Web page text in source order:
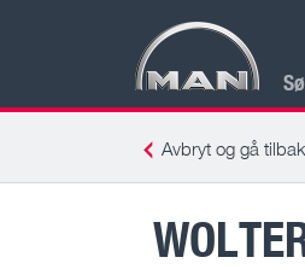
Avbryt og gå